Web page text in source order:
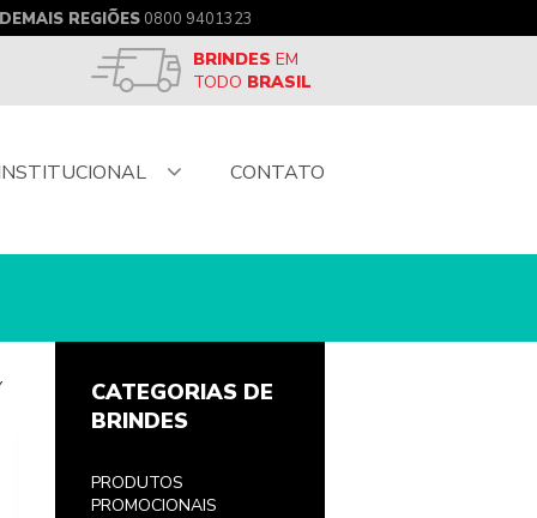
DEMAIS REGIÕES0800 9401323
BRINDES EM
TODO BRASIL
CONTATO
CATEGORIAS DE
BRINDES
PRODUTOS
PROMOCIONAIS